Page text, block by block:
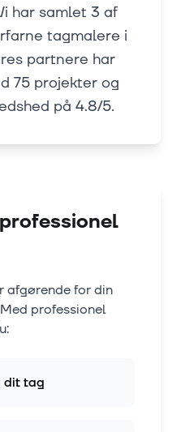
har samlet 3 af
tagmalere i
partnere har
75 projekter og
på 4.8/5.
afgørende for din
professionel
dit tag